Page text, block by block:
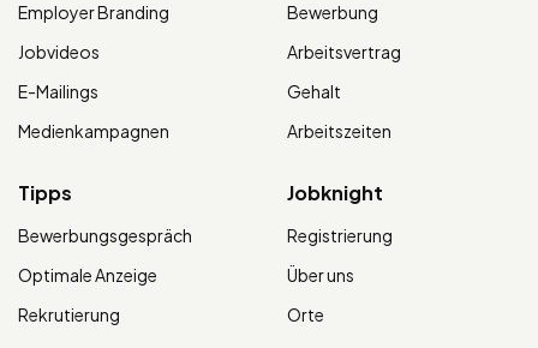
Employer Branding
Jobvideos
E-Mailings
Medienkampagnen
Bewerbung
Arbeitsvertrag
Gehalt
Arbeitszeiten
Tipps
Bewerbungsgespräch
Optimale Anzeige
Rekrutierung
Jobknight
Registrierung
Über uns
Orte